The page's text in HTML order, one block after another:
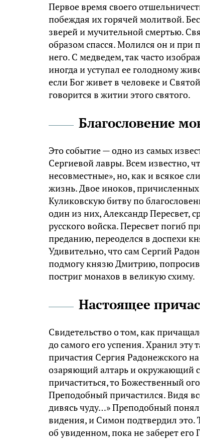
Первое время своего
побеждая их горячей молитвой.
зверей и мучительной смертью.
образом спасся. Молился он и при
него. С медведем, так часто
иногда и уступал ее голодному
если Бог живет в человеке и
говорится в житии этого святого.
Благословение
Это событие — одно из самых
Сергиевой лавры. Всем известно,
несовместные», но, как и всякое
жизнь. Двое иноков,
Куликовскую битву по
один из них, Александр Пересвет,
русского войска. Пересвет погиб
преданию, переоделся в доспехи
Удивительно, что сам Сергий
подмогу князю Дмитрию,
постриг монахов в великую схиму.
Настоящее
Свидетельство о том, как
до самого его успения. Хранил
причастия Сергия Радонежского
озаряющий алтарь и окружающий
причаститься, то Божественный
Преподобный причастился. Видя
дивясь чуду…» Преподобный понял
видения, и Симон подтвердил это.
об увиденном, пока не заберет его